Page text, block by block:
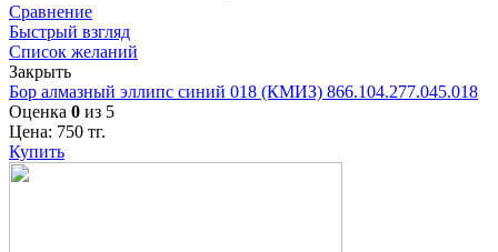
Сравнение
Быстрый взгляд
Список желаний
Закрыть
Бор алмазный эллипс синий 018 (КМИЗ) 866.104.277.045.018
Оценка 0 из 5
Цена: 750 тг.
Купить